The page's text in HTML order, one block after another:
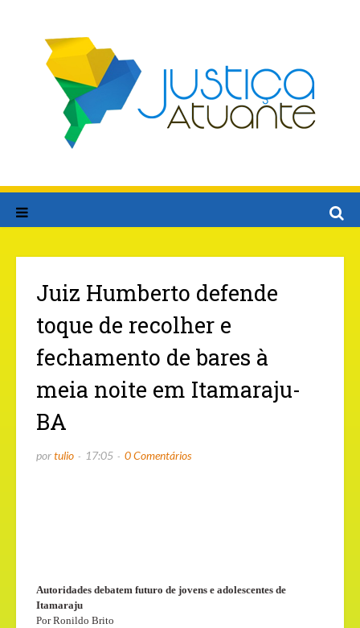
Juiz Humberto defende
toque de recolher e
fechamento de bares à
meia noite em Itamaraju-
BA
portulio 17:05 0 Comentários
Autoridades debatem futuro de jovens e adolescentes de
Itamaraju
Por Ronildo Brito